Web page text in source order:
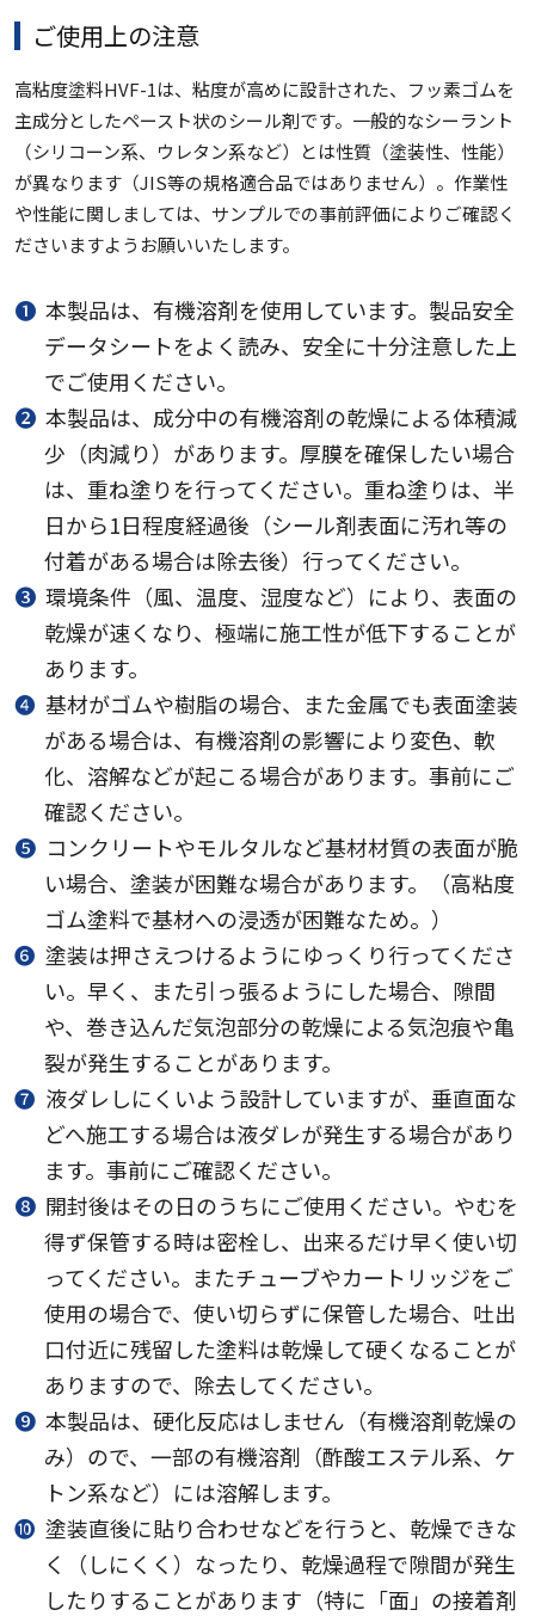
ご使用上の注意
高粘度塗料HVF-1は、粘度が高めに設計された、フッ素ゴムを
主成分としたペースト状のシール剤です。一般的なシーラント
（シリコーン系、ウレタン系など）とは性質（塗装性、性能）
が異なります（JIS等の規格適合品ではありません）。作業性
や性能に関しましては、サンプルでの事前評価によりご確認く
ださいますようお願いいたします。
❶ 本製品は、有機溶剤を使用しています。製品安全
データシートをよく読み、安全に十分注意した上
でご使用ください。
❷ 本製品は、成分中の有機溶剤の乾燥による体積減
少（肉減り）があります。厚膜を確保したい場合
は、重ね塗りを行ってください。重ね塗りは、半
日から1日程度経過後（シール剤表面に汚れ等の
付着がある場合は除去後）行ってください。
❸ 環境条件（風、温度、湿度など）により、表面の
乾燥が速くなり、極端に施工性が低下することが
あります。
❹ 基材がゴムや樹脂の場合、また金属でも表面塗装
がある場合は、有機溶剤の影響により変色、軟
化、溶解などが起こる場合があります。事前にご
確認ください。
❺ コンクリートやモルタルなど基材材質の表面が脆
い場合、塗装が困難な場合があります。（高粘度
ゴム塗料で基材への浸透が困難なため。）
❻ 塗装は押さえつけるようにゆっくり行ってくださ
い。早く、また引っ張るようにした場合、隙間
や、巻き込んだ気泡部分の乾燥による気泡痕や亀
裂が発生することがあります。
❼ 液ダレしにくいよう設計していますが、垂直面な
どへ施工する場合は液ダレが発生する場合があり
ます。事前にご確認ください。
❽ 開封後はその日のうちにご使用ください。やむを
得ず保管する時は密栓し、出来るだけ早く使い切
ってください。またチューブやカートリッジをご
使用の場合で、使い切らずに保管した場合、吐出
口付近に残留した塗料は乾燥して硬くなることが
ありますので、除去してください。
❾ 本製品は、硬化反応はしません（有機溶剤乾燥の
み）ので、一部の有機溶剤（酢酸エステル系、ケ
トン系など）には溶解します。
❿ 塗装直後に貼り合わせなどを行うと、乾燥できな
く（しにくく）なったり、乾燥過程で隙間が発生
したりすることがあります（特に「面」の接着剤